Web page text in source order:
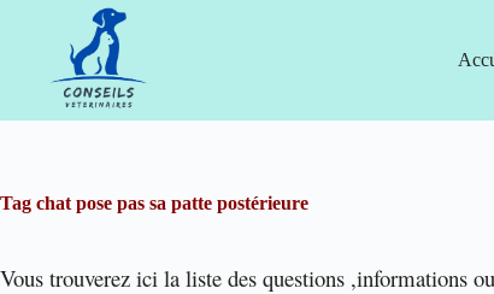
Tag chat pose pas sa patte postérieure
Vous trouverez ici la liste des questions ,informations